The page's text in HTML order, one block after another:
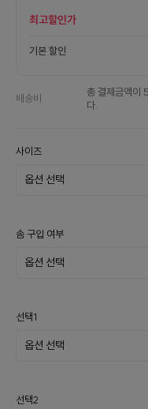
최고할인가
기본 할인
배송비
총 결제금액
다.
사이즈
솜 구입 여부
선택1
선택2